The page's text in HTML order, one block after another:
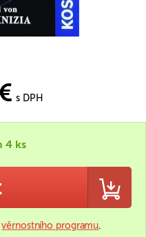
s DPH
4 ks
věrnostního programu.